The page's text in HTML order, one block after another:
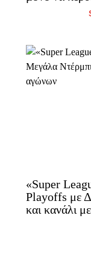
«Super
Playoffs με
και κανάλι